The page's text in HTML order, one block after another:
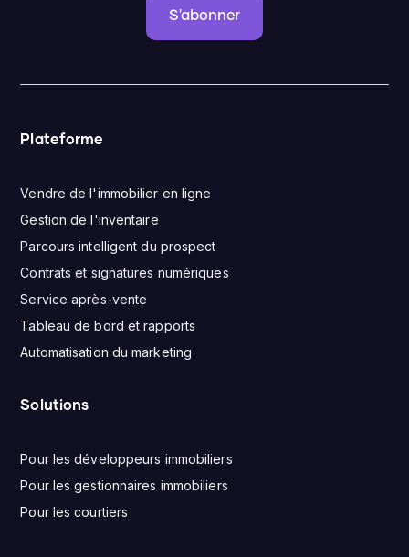
S'abonner
Plateforme
Vendre de l'immobilier en ligne
Gestion de l'inventaire
Parcours intelligent du prospect
Contrats et signatures numériques
Service après-vente
Tableau de bord et rapports
Automatisation du marketing
Solutions
Pour les développeurs immobiliers
Pour les gestionnaires immobiliers
Pour les courtiers